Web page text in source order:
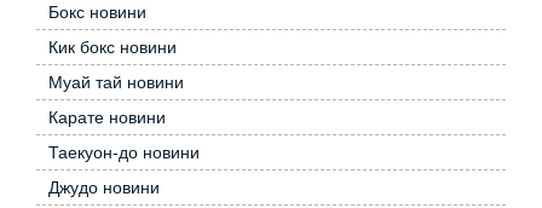
Бокс новини
Кик бокс новини
Муай тай новини
Карате новини
Таекуон-до новини
Джудо новини